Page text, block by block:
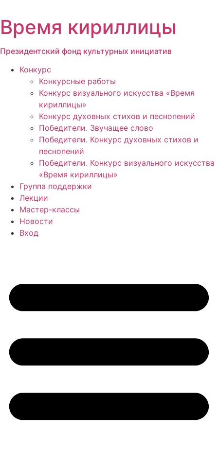
содержимому
Время кириллицы
Президентский фонд культурных инициатив
Конкурс
Конкурсные работы
Конкурс визуального искусства «Время
кириллицы»
Конкурс духовных стихов и песнопений
Победители. Звучащее слово
Победители. Конкурс духовных стихов и
песнопений
Победители. Конкурс визуального искусства
«Время кириллицы»
Группа поддержки
Лекции
Мастер-классы
Новости
Вход